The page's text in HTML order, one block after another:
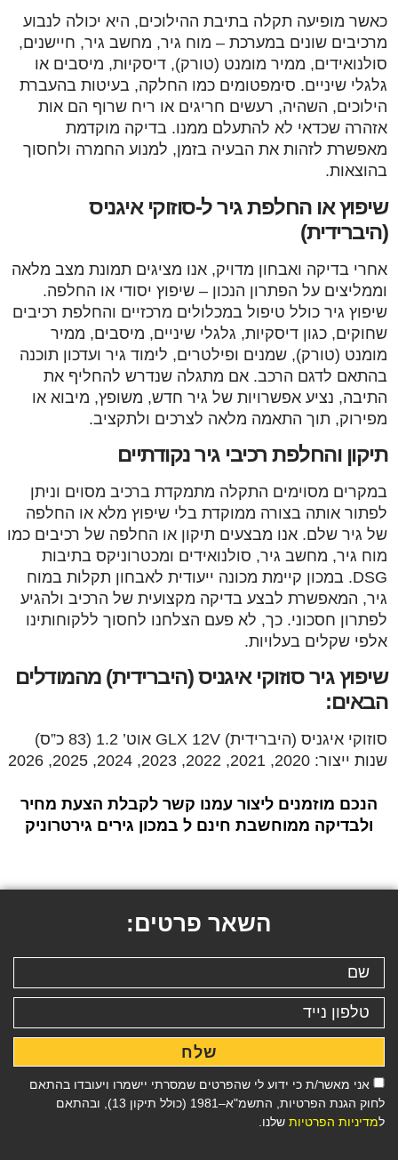
כאשר מופיעה תקלה בתיבת ההילוכים, היא יכולה לנבוע
מרכיבים שונים במערכת – מוח גיר, מחשב גיר, חיישנים,
סולנואידים, ממיר מומנט (טורק), דיסקיות, מיסבים או
גלגלי שיניים. סימפטומים כמו החלקה, בעיטות בהעברת
הילוכים, השהיה, רעשים חריגים או ריח שרוף הם אות
אזהרה שכדאי לא להתעלם ממנו. בדיקה מוקדמת
מאפשרת לזהות את הבעיה בזמן, למנוע החמרה ולחסוך
בהוצאות.
שיפוץ או החלפת גיר ל-סוזוקי איגניס
(היברידית)
אחרי בדיקה ואבחון מדויק, אנו מציגים תמונת מצב מלאה
וממליצים על הפתרון הנכון – שיפוץ יסודי או החלפה.
שיפוץ גיר כולל טיפול במכלולים מרכזיים והחלפת רכיבים
שחוקים, כגון דיסקיות, גלגלי שיניים, מיסבים, ממיר
מומנט (טורק), שמנים ופילטרים, לימוד גיר ועדכון תוכנה
בהתאם לדגם הרכב. אם מתגלה שנדרש להחליף את
התיבה, נציע אפשרויות של גיר חדש, משופץ, מיבוא או
מפירוק, תוך התאמה מלאה לצרכים ולתקציב.
תיקון והחלפת רכיבי גיר נקודתיים
במקרים מסוימים התקלה מתמקדת ברכיב מסוים וניתן
לפתור אותה בצורה ממוקדת בלי שיפוץ מלא או החלפה
של גיר שלם. אנו מבצעים תיקון או החלפה של רכיבים כמו
מוח גיר, מחשב גיר, סולנואידים ומכטרוניקס בתיבות
DSG. במכון קיימת מכונה ייעודית לאבחון תקלות במוח
גיר, המאפשרת לבצע בדיקה מקצועית של הרכיב ולהגיע
לפתרון חסכוני. כך, לא פעם הצלחנו לחסוך ללקוחותינו
אלפי שקלים בעלויות.
שיפוץ גיר סוזוקי איגניס (היברידית) מהמודלים
הבאים:
סוזוקי איגניס (היברידית) GLX 12V אוט’ 1.2 (83 כ”ס)
שנות ייצור: 2020, 2021, 2022, 2023, 2024, 2025, 2026
הנכם מוזמנים ליצור עמנו קשר לקבלת הצעת מחיר
ולבדיקה ממוחשבת חינם ל במכון גירים גירטרוניק
השאר פרטים:
אני מאשר/ת כי ידוע לי שהפרטים שמסרתי יישמרו ויעובדו בהתאם
לחוק הגנת הפרטיות, התשמ"א–1981 (כולל תיקון 13), ובהתאם
למדיניות הפרטיות שלנו.
שלח